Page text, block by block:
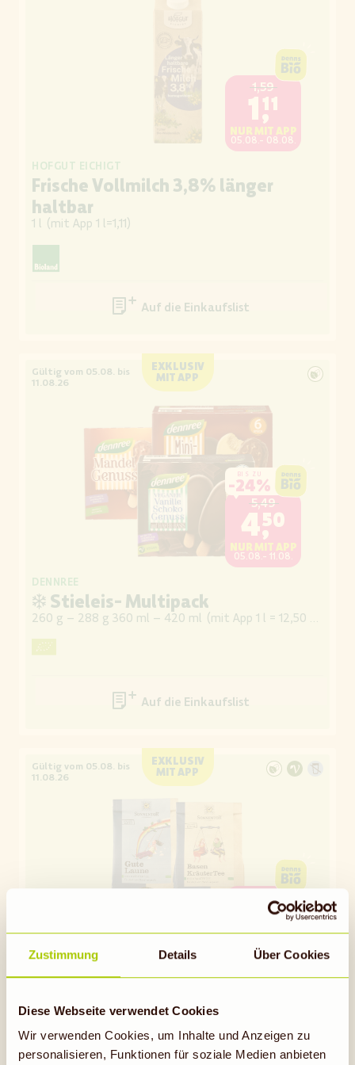
Zustimmung Details Über Cookies
Diese Webseite verwendet Cookies
Wir verwenden Cookies, um Inhalte und Anzeigen zu
personalisieren, Funktionen für soziale Medien anbieten
1,59
1,11
NUR MIT APP
05.08.- 08.08.
HOFGUT EICHIGT
Frische Vollmilch 3,8% länger
haltbar
1 l (mit App 1 l=1,11)
Auf die Einkaufsliste
EXKLUSIV
MIT APP
Gültig vom 05.08. bis
11.08.26
BIS ZU
-24%
5,49
4,50
NUR MIT APP
05.08.- 11.08.
DENNREE
❄ Stieleis- Multipack
260 g – 288 g 360 ml – 420 ml (mit App 1 l = 12,50 / 10,71
Auf die Einkaufsliste
EXKLUSIV
MIT APP
Gültig vom 05.08. bis
11.08.26
15 %
NUR MIT APP
05.08.- 11.08.
SONNENTOR
von Sonnentor